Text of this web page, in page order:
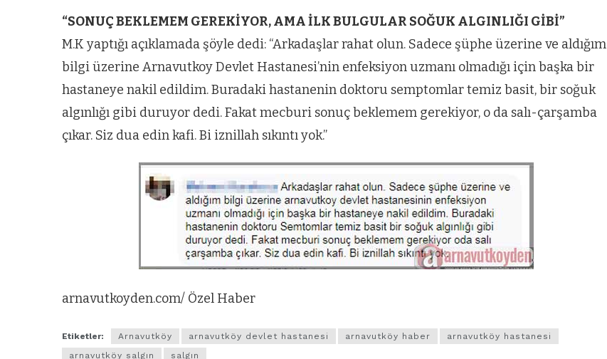
“SONUÇ BEKLEMEM GEREKİYOR, AMA İLK BULGULAR SOĞUK ALGINLIĞI GİBİ”
M.K yaptığı açıklamada şöyle dedi: “Arkadaşlar rahat olun. Sadece şüphe üzerine ve aldığım
bilgi üzerine Arnavutkoy Devlet Hastanesi’nin enfeksiyon uzmanı olmadığı için başka bir
hastaneye nakil edildim. Buradaki hastanenin doktoru semptomlar temiz basit, bir soğuk
algınlığı gibi duruyor dedi. Fakat mecburi sonuç beklemem gerekiyor, o da salı-çarşamba
çıkar. Siz dua edin kafi. Bi iznillah sıkıntı yok.”
arnavutkoyden.com/ Özel Haber
Etiketler: Arnavutköy arnavutköy devlet hastanesi arnavutköy haber
arnavutköy hastanesi
arnavutköy salgın
salgın